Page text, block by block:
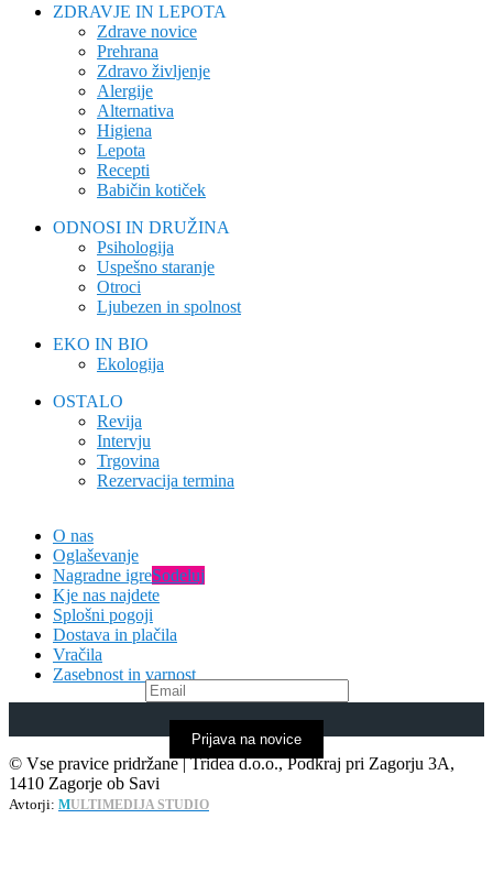
ZDRAVJE IN LEPOTA
Zdrave novice
Prehrana
Zdravo življenje
Alergije
Alternativa
Higiena
Lepota
Recepti
Babičin kotiček
ODNOSI IN DRUŽINA
Psihologija
Uspešno staranje
Otroci
Ljubezen in spolnost
EKO IN BIO
Ekologija
OSTALO
Revija
Intervju
Trgovina
Rezervacija termina
O nas
Oglaševanje
Nagradne igreSodeluj
Kje nas najdete
Splošni pogoji
Dostava in plačila
Vračila
Zasebnost in varnost
Prijava na novice
© Vse pravice pridržane | Tridea d.o.o., Podkraj pri Zagorju 3A,
1410 Zagorje ob Savi
Avtorji: MULTIMEDIJA STUDIO